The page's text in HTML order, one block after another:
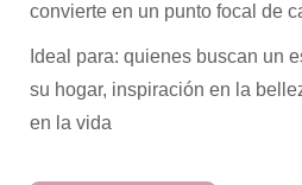
convierte en un punto focal de
Ideal para: quienes buscan un
su hogar, inspiración en la
en la vida